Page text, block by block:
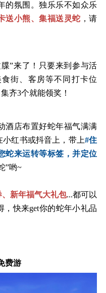
的氛围。独乐乐不如众乐
送小熊、集福送灵蛇 ，请
牒”来了！只要来到参与活
街、客房等不同打卡位
齐3个就能领奖！
酒店布置好蛇年福气满满
红书或抖音上，带上#住
蛇来运转等标签，并定位
”哟~
新年福气大礼包...都可以
，快来get你的蛇年小礼品
费游